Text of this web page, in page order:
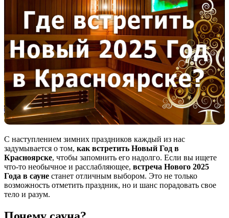
С наступлением зимних праздников каждый из нас
задумывается о том, как встретить Новый Год в
Красноярске, чтобы запомнить его надолго. Если вы ищете
что-то необычное и расслабляющее, встреча Нового 2025
Года в сауне станет отличным выбором. Это не только
возможность отметить праздник, но и шанс порадовать свое
тело и разум.